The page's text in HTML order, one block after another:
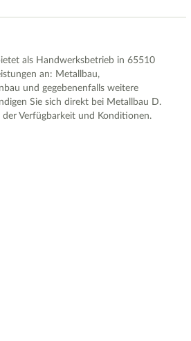
als Handwerksbetrieb in 65510
an: Metallbau,
und gegebenenfalls weitere
Sie sich direkt bei Metallbau D.
der Verfügbarkeit und Konditionen.